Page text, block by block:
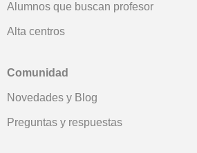
Alumnos que buscan profesor
Alta centros
Comunidad
Novedades y Blog
Preguntas y respuestas